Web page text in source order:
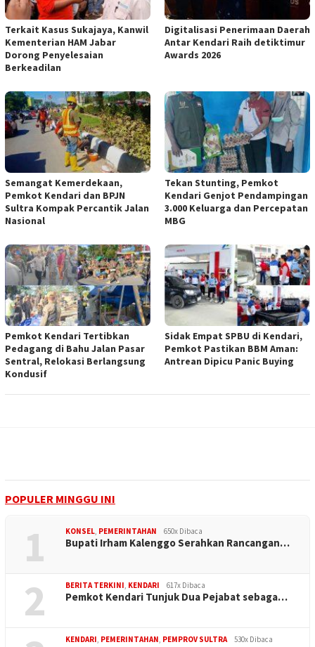
‎Terkait Kasus Sukajaya, Kanwil
Kementerian HAM Jabar
‎Dorong Penyelesaian
Berkeadilan
Digitalisasi Penerimaan Daerah
Antar Kendari Raih detiktimur
Awards 2026
Semangat Kemerdekaan,
Pemkot Kendari dan BPJN
Sultra Kompak Percantik Jalan
Nasional
Tekan Stunting, Pemkot
Kendari Genjot Pendampingan
3.000 Keluarga dan Percepatan
MBG
Pemkot Kendari Tertibkan
Pedagang di Bahu Jalan Pasar
Sentral, Relokasi Berlangsung
Kondusif
Sidak Empat SPBU di Kendari,
Pemkot Pastikan BBM Aman:
Antrean Dipicu Panic Buying
POPULER MINGGU INI
1 KONSEL, PEMERINTAHAN 650x Dibaca
Bupati Irham Kalenggo Serahkan Rancangan…
2 BERITA TERKINI, KENDARI 617x Dibaca
Pemkot Kendari Tunjuk Dua Pejabat sebaga…
KENDARI, PEMERINTAHAN, PEMPROV SULTRA 530x Dibaca